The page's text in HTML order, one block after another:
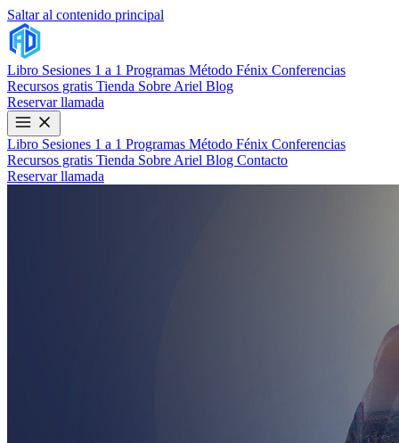
Saltar al contenido principal
Libro Sesiones 1 a 1 Programas Método Fénix Conferencias
Recursos gratis Tienda Sobre Ariel Blog
Reservar llamada
Libro Sesiones 1 a 1 Programas Método Fénix Conferencias
Recursos gratis Tienda Sobre Ariel Blog Contacto
Reservar llamada